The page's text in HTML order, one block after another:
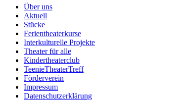
Über uns
Aktuell
Stücke
Ferientheaterkurse
Interkulturelle Projekte
Theater für alle
Kindertheaterclub
TeenieTheaterTreff
Förderverein
Impressum
Datenschutzerklärung